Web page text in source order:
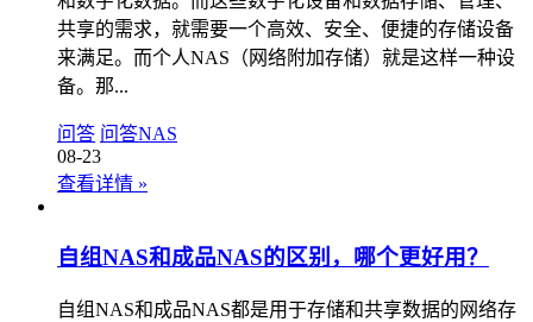
共享的需求，就需要一个高效、安全、便捷的存储设备
来满足。而个人NAS（网络附加存储）就是这样一种设
备。那...
问答 问答NAS
08-23
查看详情 »
自组NAS和成品NAS的区别，哪个更好用？
自组NAS和成品NAS都是用于存储和共享数据的网络存